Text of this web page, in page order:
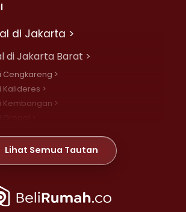
di Jakarta >
di Jakarta Barat >
Cengkareng >
Kalideres >
Kembangan >
Meruya >
Jelambar >
di Jakarta Pusat >
Lihat Semua Tautan